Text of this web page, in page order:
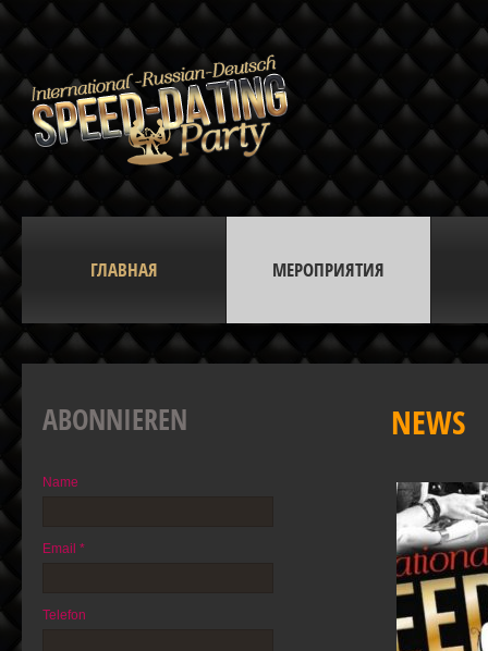
ГЛАВНАЯ МЕРОПРИЯТИЯ
NEWS
ABONNIEREN
Name
Email *
Telefon